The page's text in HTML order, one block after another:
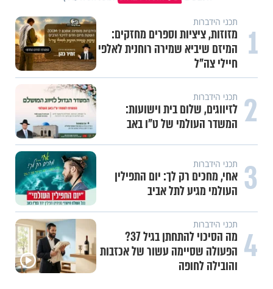
1 תכני הידברות
מזוזות, ציציות וספרים מחזקים:
המיזם שיביא שמירה רוחנית לאלפי
חיילי צה"ל
2 תכני הידברות
לזיווגים, שלום בית וישועות:
המשדר העולמי של ט"ו באב
3 תכני הידברות
אחי, מחכים רק לך: יום התפילין
העולמי מגיע לתל אביב
4 תכני הידברות
מה הסיכוי להתחתן בגיל 37?
הפעולה שסיימה עשור של אכזבות
והובילה לחופה